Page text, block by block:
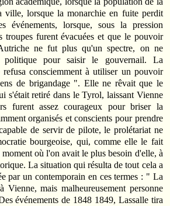
ville, lorsque la monarchie en fuite perdit
événements, lorsque, sous la pression
troupes furent évacuées et que le pouvoir
ne fut plus qu'un spectre, on ne
pour saisir le gouvernail. La
refusa consciemment à utiliser un pouvoir
de brigandage ". Elle ne rêvait que le
s'était retiré dans le Tyrol, laissant Vienne
furent assez courageux pour briser la
organisés et conscients pour prendre
de servir de pilote, le prolétariat ne
bourgeoise, qui, comme elle le fait
où l'on avait le plus besoin d'elle, à
La situation qui résulta de tout cela a
par un contemporain en ces termes : " La
Vienne, mais malheureusement personne
événements de 1848 1849, Lassalle tira